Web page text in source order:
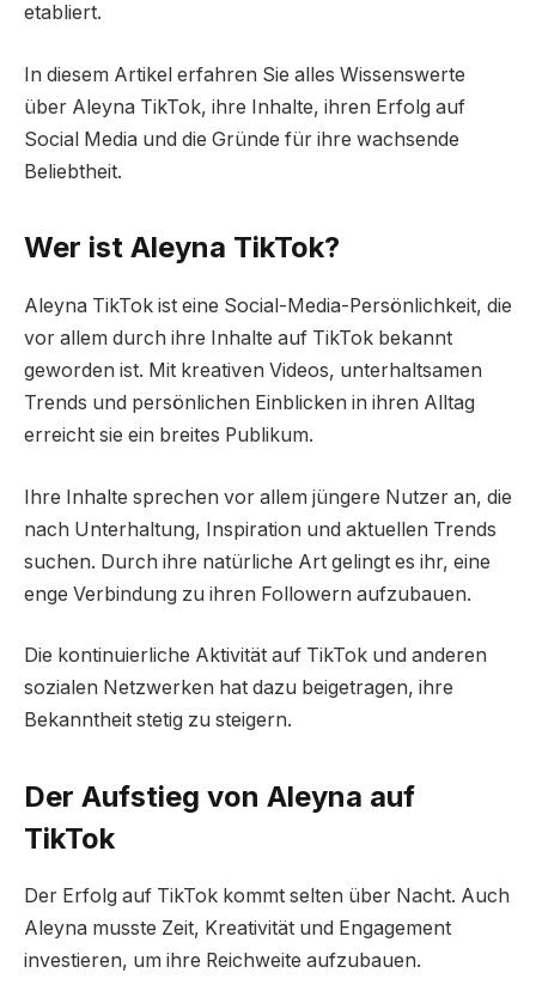
etabliert.
In diesem Artikel erfahren Sie alles Wissenswerte
über Aleyna TikTok, ihre Inhalte, ihren Erfolg auf
Social Media und die Gründe für ihre wachsende
Beliebtheit.
Wer ist Aleyna TikTok?
Aleyna TikTok ist eine Social-Media-Persönlichkeit, die
vor allem durch ihre Inhalte auf TikTok bekannt
geworden ist. Mit kreativen Videos, unterhaltsamen
Trends und persönlichen Einblicken in ihren Alltag
erreicht sie ein breites Publikum.
Ihre Inhalte sprechen vor allem jüngere Nutzer an, die
nach Unterhaltung, Inspiration und aktuellen Trends
suchen. Durch ihre natürliche Art gelingt es ihr, eine
enge Verbindung zu ihren Followern aufzubauen.
Die kontinuierliche Aktivität auf TikTok und anderen
sozialen Netzwerken hat dazu beigetragen, ihre
Bekanntheit stetig zu steigern.
Der Aufstieg von Aleyna auf
TikTok
Der Erfolg auf TikTok kommt selten über Nacht. Auch
Aleyna musste Zeit, Kreativität und Engagement
investieren, um ihre Reichweite aufzubauen.